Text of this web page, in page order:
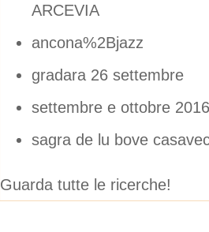
ARCEVIA
ancona%2Bjazz
gradara 26 settembre
settembre e ottobre 2016
sagra de lu bove
Guarda tutte le ricerche!